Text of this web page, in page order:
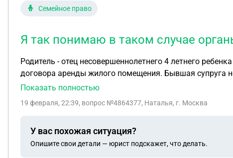
Семейное право
Я так понимаю в таком случае
Родитель - отец несовершеннолетнего 4 летнего
договора аренды жилого помещения. Бывшая супруга
ребенком. Какая позиция может быть у суда, если отец
квартиру, которую отец будет снимать на сутки?
Показать полностью
19 февраля, 22:39, вопрос №4864377, Наталья, г. Москва
У вас похожая ситуация?
Опишите свои детали — юрист подскажет, что делать.